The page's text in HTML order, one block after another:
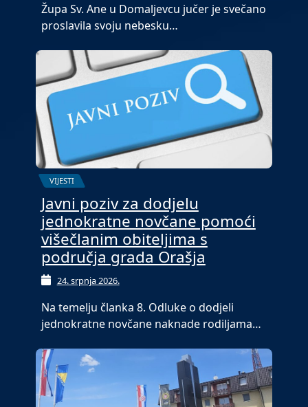
Župa Sv. Ane u Domaljevcu jučer je svečano
proslavila svoju nebesku…
VIJESTI
Javni poziv za dodjelu
jednokratne novčane pomoći
višečlanim obiteljima s
područja grada Orašja
24. srpnja 2026.
Na temelju članka 8. Odluke o dodjeli
jednokratne novčane naknade rodiljama…